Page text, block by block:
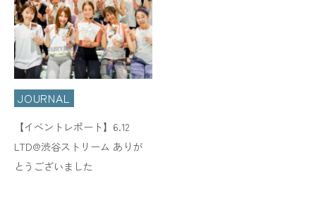
JOURNAL
【イベントレポート】6.12
LTD@渋谷ストリーム ありが
とうございました